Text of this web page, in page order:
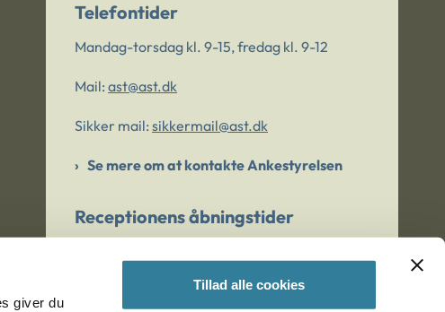
giver du
Tillad alle cookies
Telefontider
Mandag-torsdag kl. 9-15, fredag kl. 9-12
Mail: ast@ast.dk
Sikker mail: sikkermail@ast.dk
Se mere om at kontakte Ankestyrelsen
Receptionens åbningstider